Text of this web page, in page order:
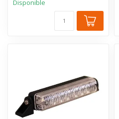
Disponible